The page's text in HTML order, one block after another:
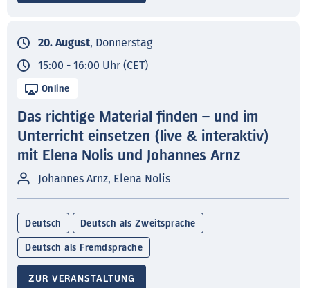
20. August, Donnerstag
15:00 - 16:00 Uhr (CET)
Online
Das richtige Material finden – und im
Unterricht einsetzen (live & interaktiv)
mit Elena Nolis und Johannes Arnz
Johannes Arnz, Elena Nolis
Deutsch Deutsch als Zweitsprache
Deutsch als Fremdsprache
ZUR VERANSTALTUNG